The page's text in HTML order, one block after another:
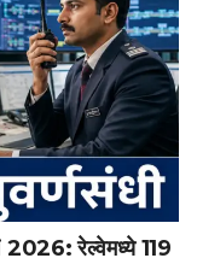
रेल्वेमध्ये 119